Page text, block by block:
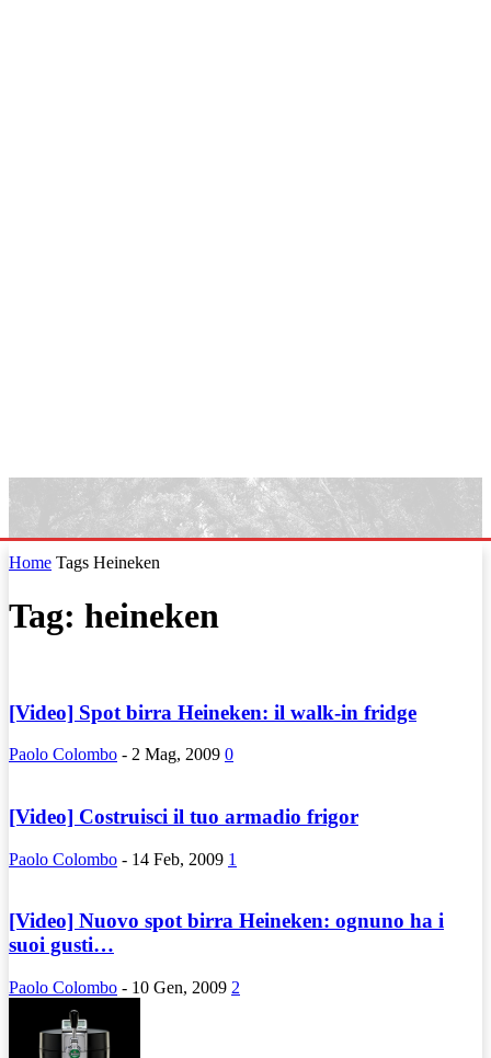
Home Tags Heineken
Tag: heineken
[Video] Spot birra Heineken: il walk-in fridge
Paolo Colombo - 2 Mag, 2009 0
[Video] Costruisci il tuo armadio frigor
Paolo Colombo - 14 Feb, 2009 1
[Video] Nuovo spot birra Heineken: ognuno ha i
suoi gusti…
Paolo Colombo - 10 Gen, 2009 2